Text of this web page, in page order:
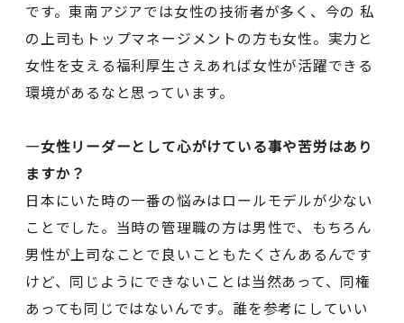
です。東南アジアでは女性の技術者が多く、今の 私
の上司もトップマネージメントの方も女性。実力と
女性を支える福利厚生さえあれば女性が活躍できる
環境があるなと思っています。
―女性リーダーとして心がけている事や苦労はあり
ますか？
日本にいた時の一番の悩みはロールモデルが少ない
ことでした。当時の管理職の方は男性で、もちろん
男性が上司なことで良いこともたくさんあるんです
けど、同じようにできないことは当然あって、同権
あっても同じではないんです。誰を参考にしていい